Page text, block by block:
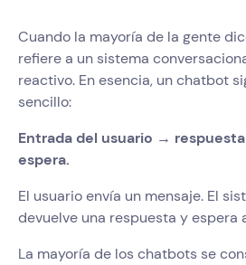
Cuando la mayoría de la gente
refiere a un sistema
reactivo. En esencia, un chatbot
sencillo:
Entrada del usuario →
espera.
El usuario envía un mensaje. El
devuelve una respuesta y espera
La mayoría de los chatbots se